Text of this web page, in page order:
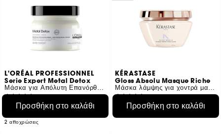
L'ORÉAL PROFESSIONNEL
Serie Expert Metal Detox
Μάσκα για Απόλυτη Επανόρθωση Μαλλιών
42
€ 22,95
2 αποχρώσεις
Προσθήκη στο καλάθι
KÉRASTASE
Gloss Absolu Masque Riche
Μάσκα λάμψης για χοντρά μαλλιά με τάση φριζαρίσματος
426
€ 50,95
Προσθήκη στο καλάθι